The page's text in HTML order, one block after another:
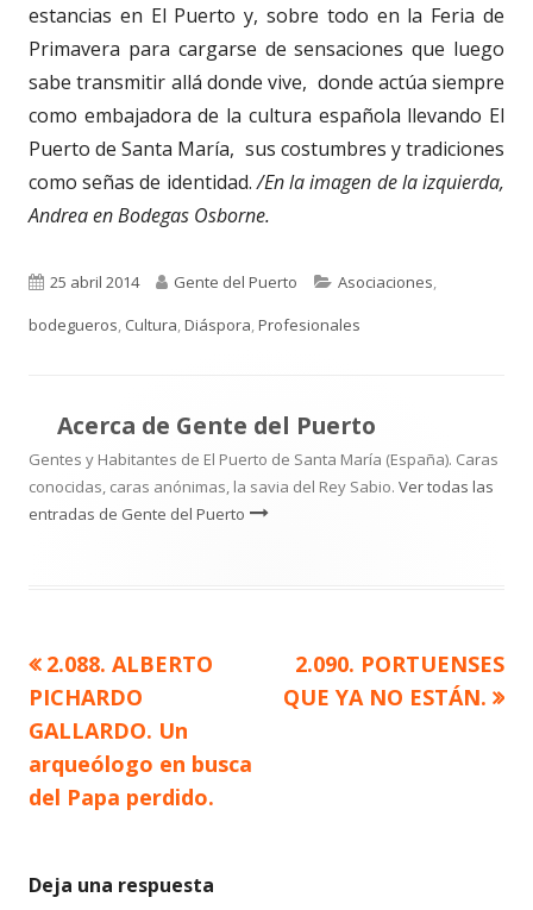
estancias en El Puerto y, sobre todo en la Feria de
Primavera para cargarse de sensaciones que luego
sabe transmitir allá donde vive, donde actúa siempre
como embajadora de la cultura española llevando El
Puerto de Santa María, sus costumbres y tradiciones
como señas de identidad./En la imagen de la izquierda,
Andrea en Bodegas Osborne.
Publicado
el
25 abril 2014 Autor
Gente del Puerto Categorías
Asociaciones,
bodegueros, Cultura,Diáspora,Profesionales
Acerca de Gente del Puerto
Gentes y Habitantes de El Puerto de Santa María (España). Caras
conocidas, caras anónimas, la savia del Rey Sabio. Ver todas las
entradas de Gente del Puerto
Navegación
de
entradas
Artículo
anterior
2.088. ALBERTO
PICHARDO
GALLARDO. Un
arqueólogo en busca
del Papa perdido.
Artículo
siguiente
2.090. PORTUENSES
QUE YA NO ESTÁN.
Deja una respuesta